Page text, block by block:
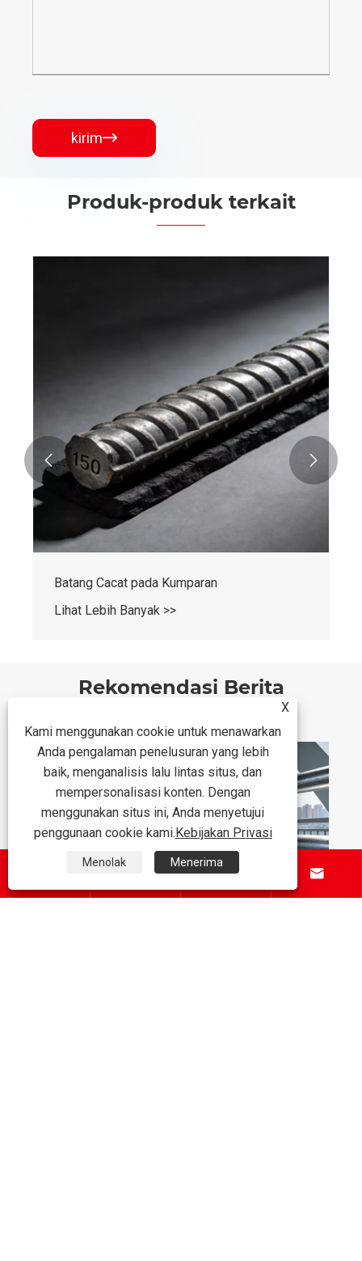
kirim
Produk-produk terkait
Batang Cacat pada Kumparan
Lihat Lebih Banyak >>
 
Rekomendasi Berita
 
X
Kami menggunakan cookie untuk menawarkan
Anda pengalaman penelusuran yang lebih
baik, menganalisis lalu lintas situs, dan
mempersonalisasi konten. Dengan
menggunakan situs ini, Anda menyetujui
penggunaan cookie kami.Kebijakan Privasi
Menolak Menerima